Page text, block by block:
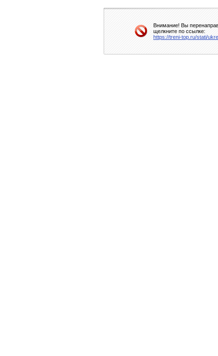
Внимание! Вы
щелкните по ссылке:
https://treni-top.ru/stati/